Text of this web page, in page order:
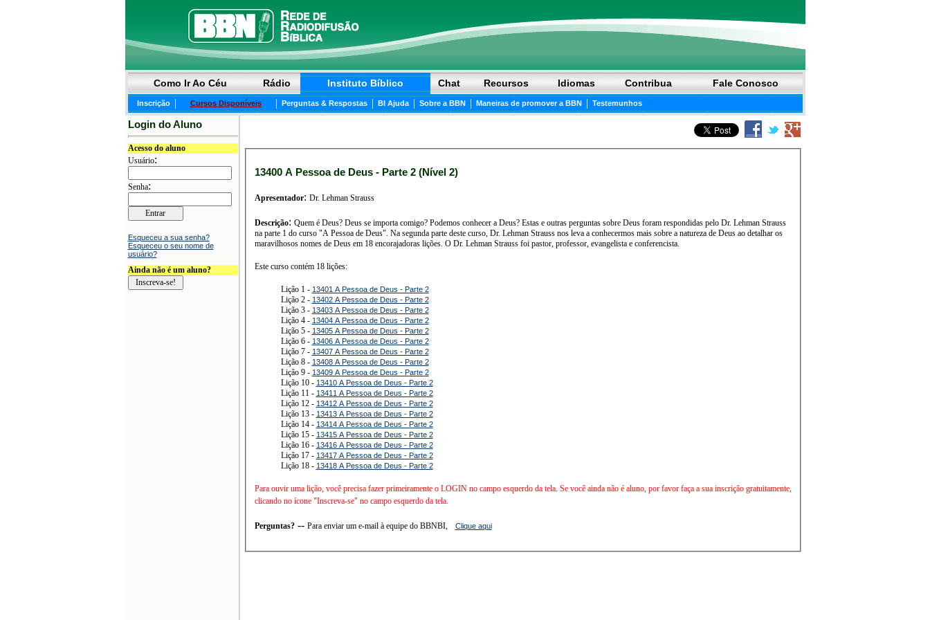
Como Ir Ao Céu Rádio Instituto Bíblico Chat Recursos Idiomas Contribua Fale Conosco
Inscrição | Cursos Disponíveis | Perguntas & Respostas | BI Ajuda | Sobre a BBN | Maneiras de promover a BBN | Testemunhos
Login do Aluno
Acesso do aluno
Usuário:
Senha:
Esqueceu a sua senha?
Esqueceu o seu nome de
usuário?
Ainda não é um aluno?
13400 A Pessoa de Deus - Parte 2 (Nível 2)
Apresentador: Dr. Lehman Strauss
Descrição: Quem é Deus? Deus se importa comigo? Podemos conhecer a Deus? Estas e outras perguntas sobre Deus foram respondidas pelo Dr. Lehman Strauss
na parte 1 do curso "A Pessoa de Deus". Na segunda parte deste curso, Dr. Lehman Strauss nos leva a conhecermos mais sobre a natureza de Deus ao detalhar os
maravilhosos nomes de Deus em 18 encorajadoras lições. O Dr. Lehman Strauss foi pastor, professor, evangelista e conferencista.
Este curso contém 18 lições:
Lição 1 - 13401 A Pessoa de Deus - Parte 2
Lição 2 - 13402 A Pessoa de Deus - Parte 2
Lição 3 - 13403 A Pessoa de Deus - Parte 2
Lição 4 - 13404 A Pessoa de Deus - Parte 2
Lição 5 - 13405 A Pessoa de Deus - Parte 2
Lição 6 - 13406 A Pessoa de Deus - Parte 2
Lição 7 - 13407 A Pessoa de Deus - Parte 2
Lição 8 - 13408 A Pessoa de Deus - Parte 2
Lição 9 - 13409 A Pessoa de Deus - Parte 2
Lição 10 - 13410 A Pessoa de Deus - Parte 2
Lição 11 - 13411 A Pessoa de Deus - Parte 2
Lição 12 - 13412 A Pessoa de Deus - Parte 2
Lição 13 - 13413 A Pessoa de Deus - Parte 2
Lição 14 - 13414 A Pessoa de Deus - Parte 2
Lição 15 - 13415 A Pessoa de Deus - Parte 2
Lição 16 - 13416 A Pessoa de Deus - Parte 2
Lição 17 - 13417 A Pessoa de Deus - Parte 2
Lição 18 - 13418 A Pessoa de Deus - Parte 2
Para ouvir uma lição, você precisa fazer primeiramente o LOGIN no campo esquerdo da tela. Se você ainda não é aluno, por favor faça a sua inscrição gratuitamente,
clicando no ícone "Inscreva-se" no campo esquerdo da tela.
Perguntas?-- Para enviar um e-mail à equipe do BBNBI, Clique aqui